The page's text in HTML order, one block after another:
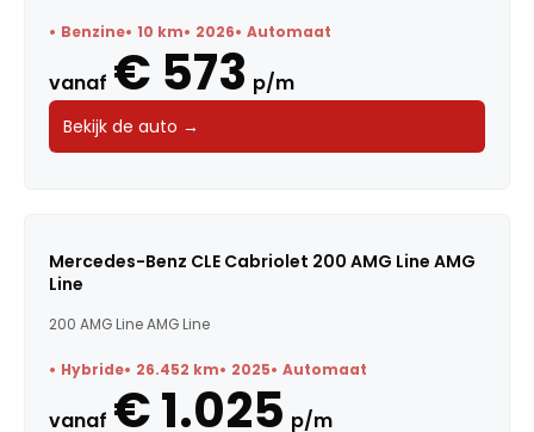
Benzine 10 km 2026 Automaat
vanaf € 573 p/m
Bekijk de auto →
Mercedes-Benz CLE Cabriolet 200 AMG Line AMG
Line
200 AMG Line AMG Line
Hybride 26.452 km 2025 Automaat
vanaf € 1.025 p/m